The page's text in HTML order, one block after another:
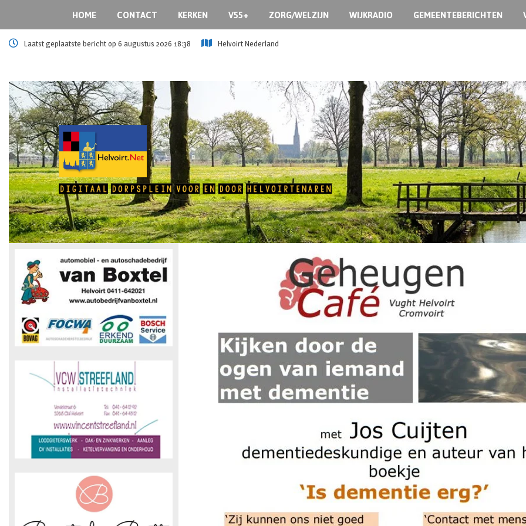
HOME CONTACT KERKEN V55+ ZORG/WELZIJN WIJKRADIO GEMEENTEBERICHTEN
Laatst geplaatste bericht op 6 augustus 2026 18:38 Helvoirt Nederland